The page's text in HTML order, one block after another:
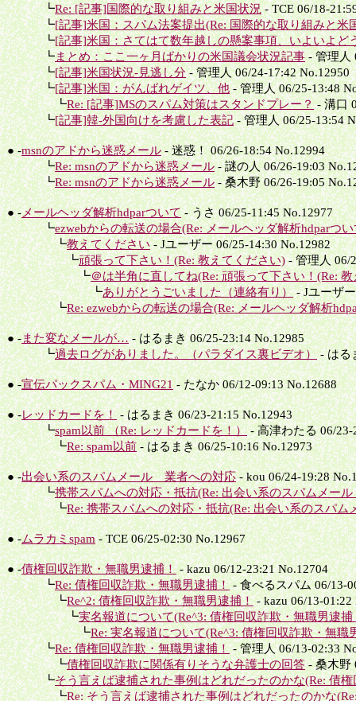
┗Re: [記事]国際的な取り組みと米国状況- TCE 06/18-
┗[記事]米国：スパム法案提出(Re: 国際的な取り組みと米
┗[記事]米国：さてはて数年越しの懸案事項、いよいよど
┗まとめ：ここ一ヶ月ばかりの米国議会状況記事- 管理人
┗[記事]米国状況-見逃し分- 管理人 06/24-17:42 No.12950
┗[記事]米国：がんばれゲイツ、他- 管理人 06/25-13:48
┗Re: [記事]MSのスパム対策はスタンドプレー？- 溝口
┗[記事]韓-外国向けを考慮した表記- 管理人 06/25-13:54
● -msnのアドから迷惑メール- 迷惑！ 06/26-18:54 No.12994
┗Re: msnのアドから迷惑メール- 謎の人 06/26-19:03
┗Re: msnのアドから迷惑メール- 桑木野 06/26-19:05
● -メールヘッダ解析hdparついて- うさ 06/25-11:45 No.12977
┗ezwebからの転送の場合(Re: メールヘッダ解析hdparつ
┗教えてください- Jユーザー 06/25-14:30 No.12982
┗頑張って下さい！(Re: 教えてください)- 管理人 06/
┗＠は半角に直してね(Re: 頑張って下さい！(Re:
┗ありがとうごいました（連絡有り）- Jユーザ
┗Re: ezwebからの転送の場合(Re: メールヘッダ解析
● -また変なメールが…- はるまき 06/25-23:14 No.12985
┗過去ログがありました。（パラダイス裏ビデオ）- はる
● -宣伝パックスパム・MING21- たなか 06/12-09:13 No.12688
● -レッドカードを！- はるまき 06/23-21:15 No.12943
┗spam以前 （Re: レッドカードを！）- 高津わたる 06/23-
┗Re: spam以前- はるまき 06/25-10:16 No.12973
● -出会い系のスパムメール 業者への対応- kou 06/24-19:28
┗携帯スパムへの対応・抵抗(Re: 出会い系のスパムメー
┗Re: 携帯スパムへの対応・抵抗(Re: 出会い系のスパム
● -ムラカミspam- TCE 06/25-02:30 No.12967
● -債権回収詐欺・無職男逮捕！- kazu 06/12-23:21 No.12704
┗Re: 債権回収詐欺・無職男逮捕！- 食べるスパム 06/13-
┗Re^2: 債権回収詐欺・無職男逮捕！- kazu 06/13-01:22
┗実名報道について(Re^3: 債権回収詐欺・無職男逮捕
┗Re: 実名報道について(Re^3: 債権回収詐欺・無職
┗Re: 債権回収詐欺・無職男逮捕！- 管理人 06/13-02:33
┗債権回収詐欺に関係有りそうな弁護士の回答- 桑木野
┗そう言えば逮捕された事例はどれだったのかな(Re: 債権
┗Re: そう言えば逮捕された事例はどれだったのかな